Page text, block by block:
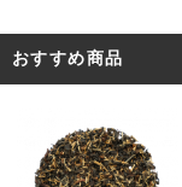
おすすめ商品